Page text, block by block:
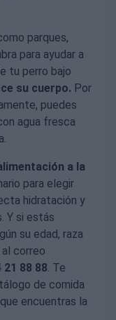
parques,
para ayudar a
tu perro bajo
su cuerpo. Por
puedes
agua fresca
a la
para elegir
hidratación y
Y si estás
su edad, raza
correo
21 88 88. Te
de comida
encuentras la